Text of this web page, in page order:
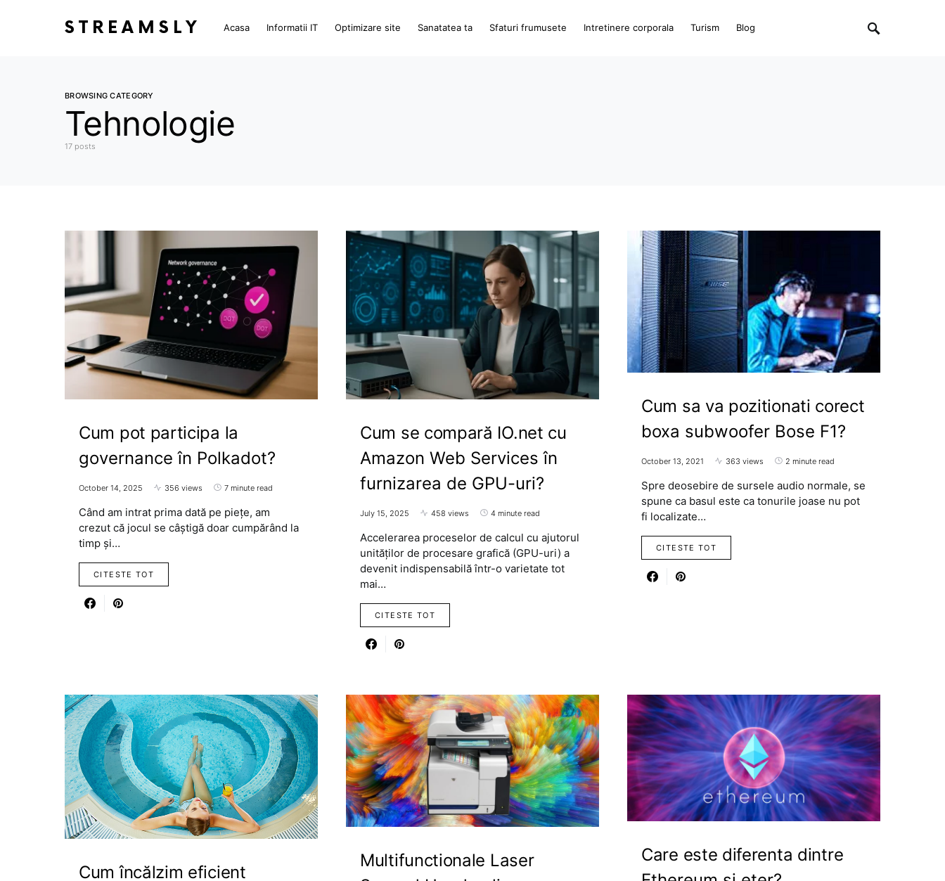
STREAMSLY Acasa Informatii IT Optimizare site Sanatatea ta Sfaturi frumusete Intretinere corporala Turism Blog
BROWSING CATEGORY
Tehnologie
17 posts
Cum pot participa la
governance în Polkadot?
October 14, 2025 356 views 7 minute read
Când am intrat prima dată pe piețe, am
crezut că jocul se câștigă doar cumpărând la
timp și…
CITESTE TOT
Cum se compară IO.net cu
Amazon Web Services în
furnizarea de GPU-uri?
July 15, 2025 458 views 4 minute read
Accelerarea proceselor de calcul cu ajutorul
unităților de procesare grafică (GPU-uri) a
devenit indispensabilă într-o varietate tot
mai…
CITESTE TOT
Cum sa va pozitionati corect
boxa subwoofer Bose F1?
October 13, 2021 363 views 2 minute read
Spre deosebire de sursele audio normale, se
spune ca basul este ca tonurile joase nu pot
fi localizate…
CITESTE TOT
Cum încălzim eficient
Multifunctionale Laser
Care este diferenta dintre